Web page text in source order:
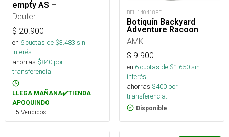
empty AS –
Deuter
$ 20.900
en 6cuotas de $3.483 sin
interés
ahorras $840 por
transferencia.
LLEGA MAÑANA✔️TIENDA
APOQUINDO
+5 Vendidos
BEH140418FE
Botiquín Backyard
Adventure Racoon
AMK
$ 9.900
en 6cuotas de $1.650sin
interés
ahorras $400 por
transferencia.
Disponible